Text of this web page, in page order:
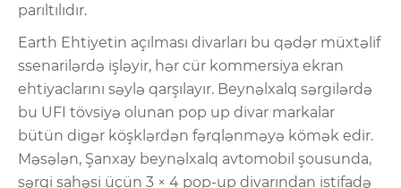
parıltılıdır.
Earth Ehtiyetin açılması divarları bu qədər müxtəlif
ssenarilərdə işləyir, hər cür kommersiya ekran
ehtiyaclarını səylə qarşılayır. Beynəlxalq sərgilərdə
bu UFI tövsiyə olunan pop up divar markalar
bütün digər köşklərdən fərqlənməyə kömək edir.
Məsələn, Şanxay beynəlxalq avtomobil şousunda,
sərgi sahəsi üçün 3 × 4 pop-up divarından istifadə